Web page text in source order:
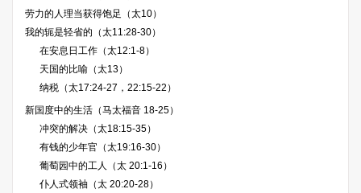
劳力的人理当获得饱足（太10）
我的轭是轻省的（太11:28-30）
在安息日工作（太12:1-8）
天国的比喻（太13）
纳税（太17:24-27，22:15-22）
新国度中的生活（马太福音 18-25）
冲突的解决（太18:15-35）
有钱的少年官（太19:16-30）
葡萄园中的工人（太 20:1-16）
仆人式领袖（太 20:20-28）